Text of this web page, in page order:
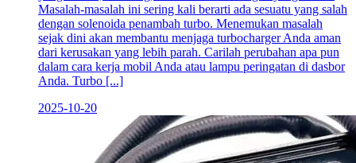
Masalah-masalah ini sering kali berarti ada sesuatu yang salah
dengan solenoida penambah turbo. Menemukan masalah
sejak dini akan membantu menjaga turbocharger Anda aman
dari kerusakan yang lebih parah. Carilah perubahan apa pun
dalam cara kerja mobil Anda atau lampu peringatan di dasbor
Anda. Turbo [...]
2025-10-20